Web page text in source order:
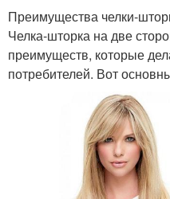
Преимущества челки-
Челка-шторка на две
преимуществ, которые
потребителей. Вот